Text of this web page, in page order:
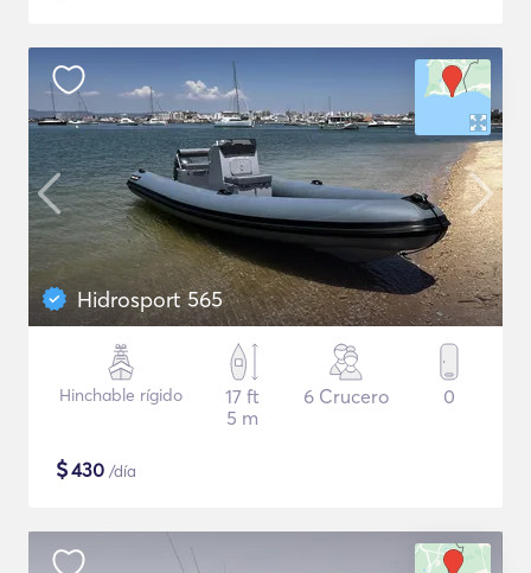
Hidrosport 565
Hinchable rígido
17 ft
5 m
6 Crucero 0
$430 /día